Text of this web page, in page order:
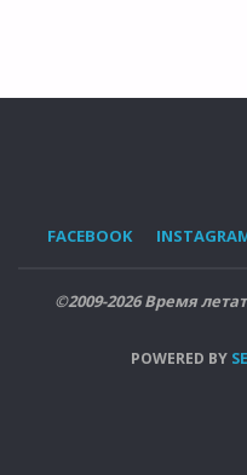
FACEBOOK
©2009-2026 Время
POWERED BY